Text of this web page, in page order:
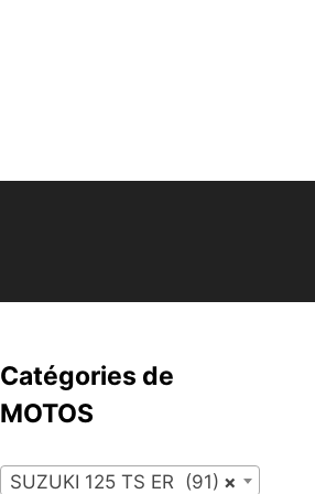
Catégories de
MOTOS
×
SUZUKI 125 TS ER (91)